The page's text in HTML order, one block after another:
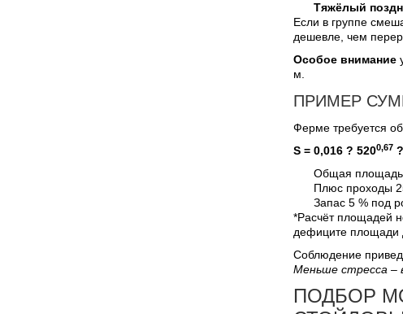
Тяжёлый
Если в группе
дешевле, чем
Особое внимание
м.
ПРИМЕР
Ферме требуется
S = 0,016 ? 5200,67
Общая площадь
Плюс проходы
Запас 5 % под
*Расчёт площадей
дефиците площади
Соблюдение
Меньше стресса –
ПОДБОР